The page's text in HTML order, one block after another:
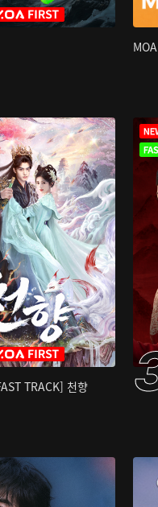
TRACK] 천향